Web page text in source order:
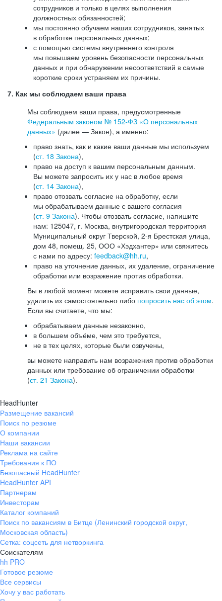
сотрудников и только в целях выполнения
должностных обязанностей;
мы постоянно обучаем наших сотрудников, занятых
в обработке персональных данных;
с помощью системы внутреннего контроля
мы повышаем уровень безопасности персональных
данных и при обнаружении несоответствий в самые
короткие сроки устраняем их причины.
7. Как мы соблюдаем ваши права
Мы соблюдаем ваши права, предусмотренные
Федеральным законом № 152-ФЗ «О персональных
данных» (далее — Закон), а именно:
право знать, как и какие ваши данные мы используем
(ст. 18 Закона),
право на доступ к вашим персональным данным.
Вы можете запросить их у нас в любое время
(ст. 14 Закона),
право отозвать согласие на обработку, если
мы обрабатываем данные с вашего согласия
(ст. 9 Закона). Чтобы отозвать согласие, напишите
нам: 125047, г. Москва, внутригородская территория
Муниципальный округ Тверской, 2-я Брестская улица,
дом 48, помещ. 25, ООО «Хэдхантер» или свяжитесь
с нами по адресу: feedback@hh.ru,
право на уточнение данных, их удаление, ограничение
обработки или возражение против обработки.
Вы в любой момент можете исправить свои данные,
удалить их самостоятельно либо попросить нас об этом.
Если вы считаете, что мы:
обрабатываем данные незаконно,
в большем объёме, чем это требуется,
не в тех целях, которые были озвучены,
вы можете направить нам возражения против обработки
данных или требование об ограничении обработки
(ст. 21 Закона).
HeadHunter
Размещение вакансий
Поиск по резюме
О компании
Наши вакансии
Реклама на сайте
Требования к ПО
Безопасный HeadHunter
HeadHunter API
Партнерам
Инвесторам
Каталог компаний
Поиск по вакансиям в Битце (Ленинский городской округ,
Московская область)
Сетка: соцсеть для нетворкинга
Соискателям
hh PRO
Готовое резюме
Все сервисы
Хочу у вас работать